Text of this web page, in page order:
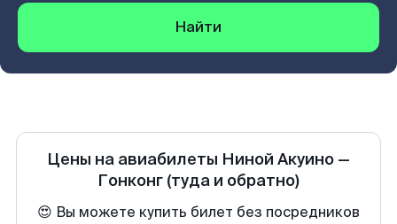
Найти
Цены на авиабилеты Ниной Акуино —
Гонконг (туда и обратно)
😍 Вы можете купить билет без посредников